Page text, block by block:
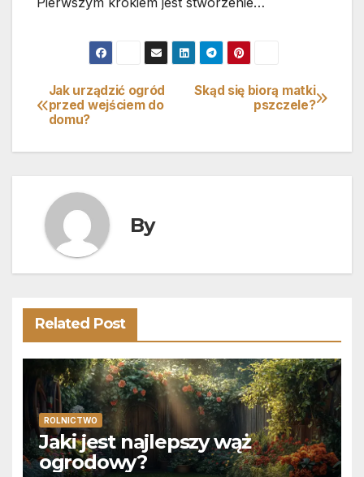
Nawigacja
wpisu
Skąd się biorą matki
pszczele?
Jak urządzić ogród
przed wejściem do
domu?
By
Related Post
ROLNICTWO
Jaki jest najlepszy wąż
ogrodowy?